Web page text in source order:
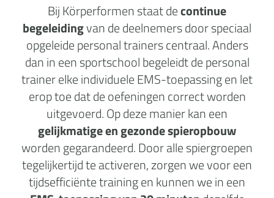
Bij Körperformen staat decontinue
begeleidingvan de deelnemers door speciaal
opgeleide personal trainers centraal. Anders
dan in een sportschool begeleidt de personal
trainer elke individuele EMS-toepassing en let
erop toe dat de oefeningen correct worden
uitgevoerd. Op deze manier kan een
gelijkmatige en gezonde spieropbouw
worden gegarandeerd. Door alle spiergroepen
tegelijkertijd te activeren, zorgen we voor een
tijdsefficiënte training en kunnen we in een